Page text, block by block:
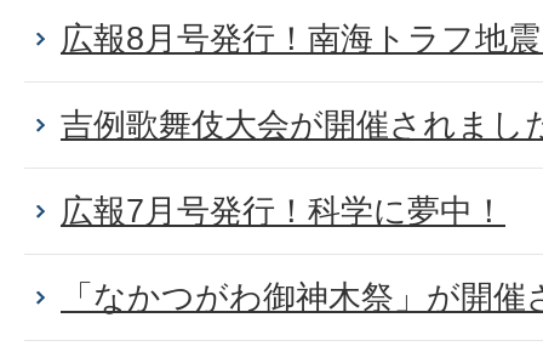
広報8月号発行！南海トラフ地
吉例歌舞伎大会が開催されまし
広報7月号発行！科学に夢中！
「なかつがわ御神木祭」が開